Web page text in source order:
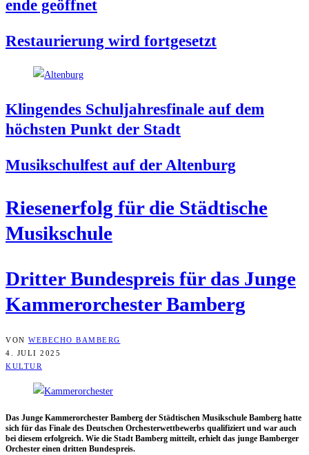
en­de geöffnet
Restau­rie­rung wird fortgesetzt
Klin­gen­des Schul­jah­res­fi­na­le auf dem
höchs­ten Punkt der Stadt
Musik­schul­fest auf der Altenburg
Rie­sen­er­folg für die Städ­ti­sche
Musikschule
Drit­ter Bun­des­preis für das Jun­ge
Kam­mer­or­ches­ter Bamberg
VON WEBECHO BAMBERG
4. JULI 2025
KULTUR
Das Jun­ge Kam­mer­or­ches­ter Bam­berg der Städ­ti­schen Musik­schu­le Bam­berg hat­te
sich für das Fina­le des Deut­schen Orches­ter­wett­be­werbs qua­li­fi­ziert und war auch
bei die­sem erfolg­reich. Wie die Stadt Bam­berg mit­teilt, erhielt das jun­ge Bam­ber­ger
Orches­ter einen drit­ten Bundespreis.